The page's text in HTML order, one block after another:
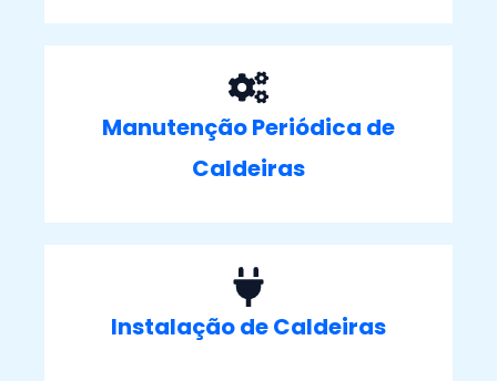
Manutenção Periódica de
Caldeiras
Instalação de Caldeiras